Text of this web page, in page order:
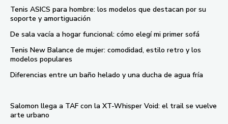
Tenis ASICS para hombre: los modelos que destacan por su
soporte y amortiguación
De sala vacía a hogar funcional: cómo elegí mi primer sofá
Tenis New Balance de mujer: comodidad, estilo retro y los
modelos populares
Diferencias entre un baño helado y una ducha de agua fría
Salomon llega a TAF con la XT-Whisper Void: el trail se vuelve
arte urbano